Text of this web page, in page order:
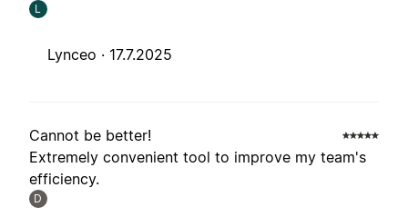
L
Lynceo · 17.7.2025
Cannot be better!
Extremely convenient tool to improve my team's
efficiency.
D